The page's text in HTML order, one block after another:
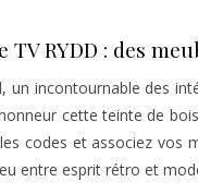
RYDD : des
un incontournable des
cette teinte de
codes et associez vos
entre esprit rétro et